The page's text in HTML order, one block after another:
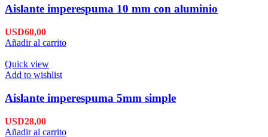
Aislante imperespuma 10 mm con aluminio
USD60,00
Añadir al carrito
Quick view
Add to wishlist
Aislante imperespuma 5mm simple
USD28,00
Añadir al carrito